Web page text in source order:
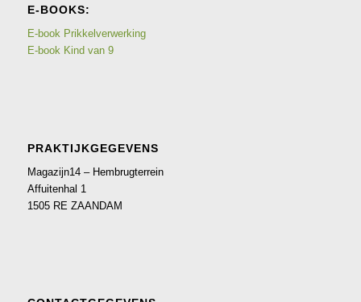
E-BOOKS:
E-book Prikkelverwerking
E-book Kind van 9
PRAKTIJKGEGEVENS
Magazijn14 – Hembrugterrein
Affuitenhal 1
1505 RE ZAANDAM